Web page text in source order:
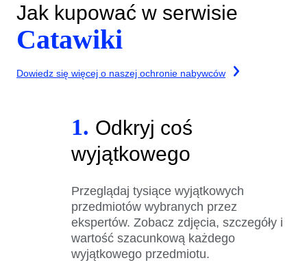
Jak kupować w serwisie
Catawiki
Dowiedz się więcej o naszej ochronie nabywców
1. Odkryj coś
wyjątkowego
Przeglądaj tysiące wyjątkowych
przedmiotów wybranych przez
ekspertów. Zobacz zdjęcia, szczegóły i
wartość szacunkową każdego
wyjątkowego przedmiotu.